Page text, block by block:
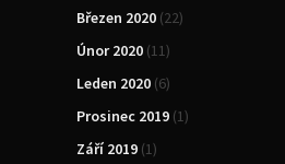
Březen 2020 (22)
Únor 2020 (11)
Leden 2020 (6)
Prosinec 2019 (1)
Září 2019 (1)